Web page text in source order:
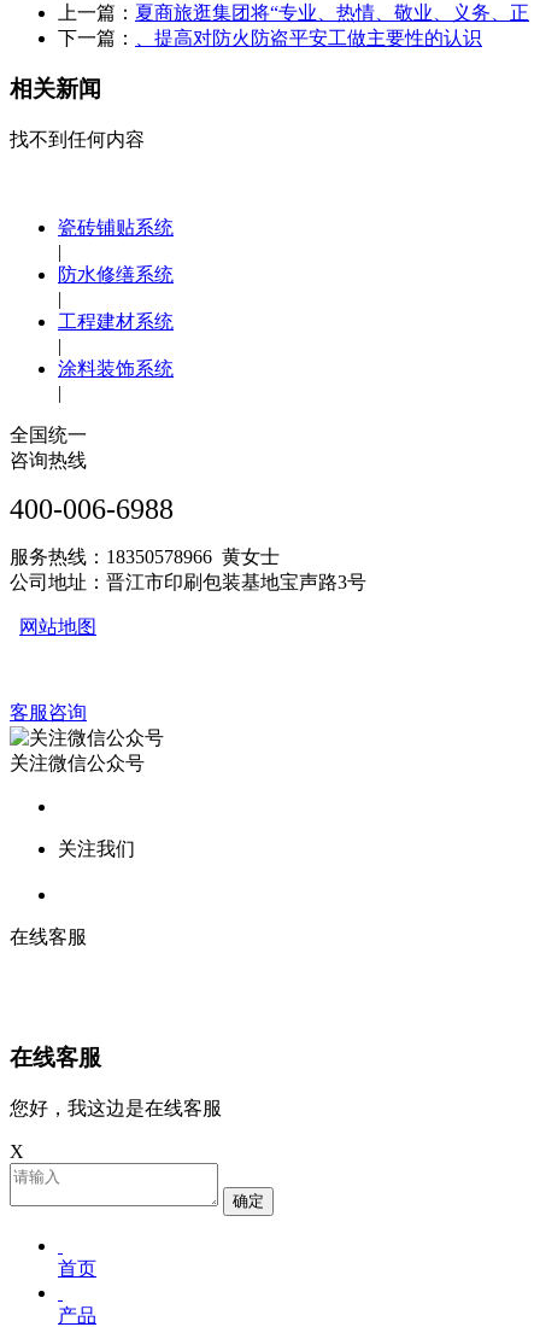
上一篇： 夏商旅逛集团将“专业、热情、敬业、义务、正
下一篇：
、提高对防火防盗平安工做主要性的认识
相关新闻
找不到任何内容
瓷砖铺贴系统
|
防水修缮系统
|
工程建材系统
|
涂料装饰系统
|
全国统一
咨询热线
400-006-6988
服务热线：18350578966 黄女士
公司地址：晋江市印刷包装基地宝声路3号
网站地图
客服咨询
关注微信公众号
关注我们
在线客服
在线客服
您好，我这边是在线客服
X
确定
首页
产品